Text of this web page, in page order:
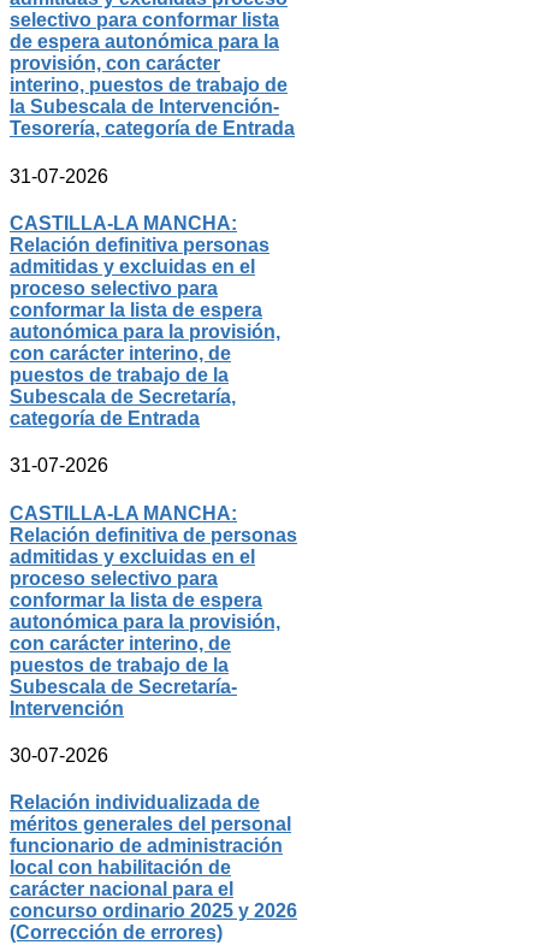
selectivo para conformar lista
de espera autonómica para la
provisión, con carácter
interino, puestos de trabajo de
la Subescala de Intervención-
Tesorería, categoría de Entrada
31-07-2026
CASTILLA-LA MANCHA:
Relación definitiva personas
admitidas y excluidas en el
proceso selectivo para
conformar la lista de espera
autonómica para la provisión,
con carácter interino, de
puestos de trabajo de la
Subescala de Secretaría,
categoría de Entrada
31-07-2026
CASTILLA-LA MANCHA:
Relación definitiva de personas
admitidas y excluidas en el
proceso selectivo para
conformar la lista de espera
autonómica para la provisión,
con carácter interino, de
puestos de trabajo de la
Subescala de Secretaría-
Intervención
30-07-2026
Relación individualizada de
méritos generales del personal
funcionario de administración
local con habilitación de
carácter nacional para el
concurso ordinario 2025 y 2026
(Corrección de errores)